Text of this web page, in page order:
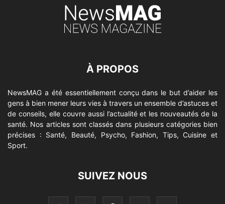
À PROPOS
NewsMAG a été essentiellement conçu dans le but d’aider les
gens à bien mener leurs vies à travers un ensemble d’astuces et
de conseils, elle couvre aussi l’actualité et les nouveautés de la
santé. Nos articles sont classés dans plusieurs catégories bien
précises : Santé, Beauté, Psycho, Fashion, Tips, Cuisine et
Sport.
SUIVEZ NOUS